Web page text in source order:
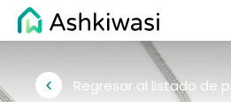
Regresar al listado de